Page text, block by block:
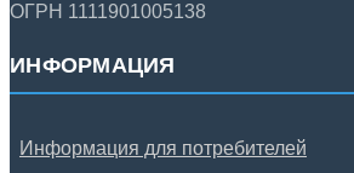
ОГРН 1111901005138
ИНФОРМАЦИЯ
Информация для потребителей